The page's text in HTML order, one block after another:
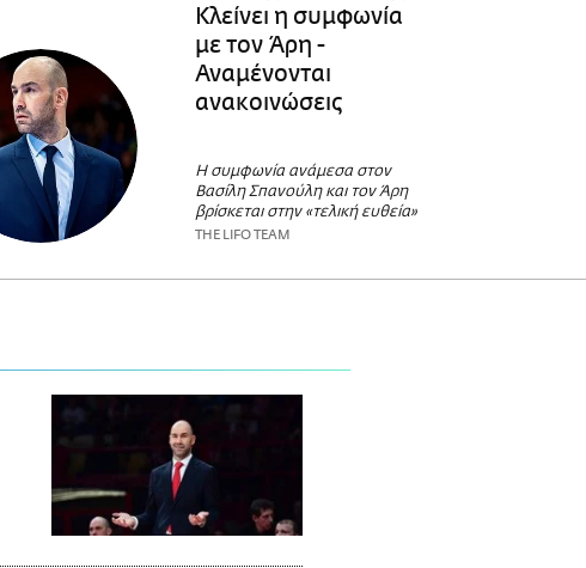
Κλείνει η συμφωνία
με τον Άρη -
Αναμένονται
ανακοινώσεις
Η συμφωνία ανάμεσα στον
Βασίλη Σπανούλη και τον Άρη
βρίσκεται στην «τελική ευθεία»
THE LIFO TEAM